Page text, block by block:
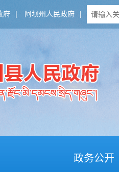
府 | 阿坝州人民政府 |
政务公开